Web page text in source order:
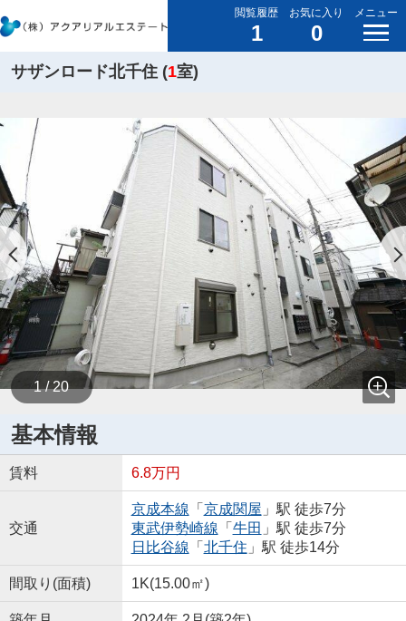
閲覧履歴
1
お気に入り
0
メニュー
サザンロード北千住 (1室)
1 / 20
基本情報
賃料 6.8万円
交通
京成本線 「 京成関屋 」駅 徒歩7分
東武伊勢崎線 「 牛田 」駅 徒歩7分
日比谷線 「 北千住 」駅 徒歩14分
間取り(面積) 1K(15.00㎡)